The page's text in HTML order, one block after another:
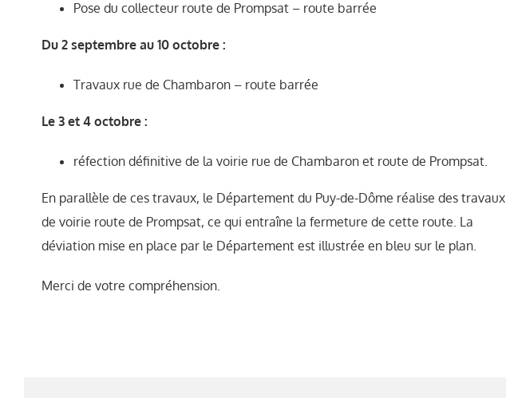
Pose du collecteur route de Prompsat – route barrée
Du 2 septembre au 10 octobre :
Travaux rue de Chambaron – route barrée
Le 3 et 4 octobre :
réfection définitive de la voirie rue de Chambaron et route de Prompsat.
En parallèle de ces travaux, le Département du Puy-de-Dôme réalise des travaux
de voirie route de Prompsat, ce qui entraîne la fermeture de cette route. La
déviation mise en place par le Département est illustrée en bleu sur le plan.
Merci de votre compréhension.